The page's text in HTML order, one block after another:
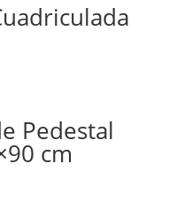
Pedestal
cm